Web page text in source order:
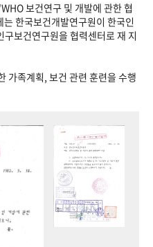
보건연구 및 개발에 관한 협
한국보건개발연구원이 한국인
보건연구원을 협력센터로 재 지
가족계획, 보건 관련 훈련을 수행